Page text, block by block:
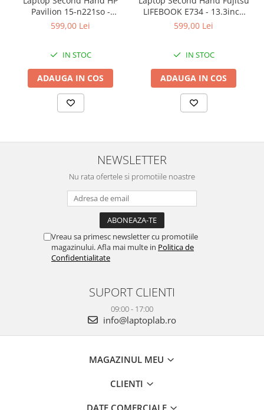
Pavilion 15-n221so -
15.6inch AMD A6-5200 1GB
10 Refurbished
599,00 Lei
IN STOC
ADAUGA IN COS
LIFEBOOK E734 - 13.3inch
Intel I5-4310M 8GB RAM
599,00 Lei
IN STOC
ADAUGA IN COS
NEWSLETTER
Nu rata ofertele si promotiile noastre
Vreau sa primesc newsletter cu promotiile
magazinului. Afla mai multe in Politica de
Confidentialitate
SUPORT CLIENTI
09:00 - 17:00
info@laptoplab.ro
MAGAZINUL MEU
CLIENTI
DATE COMERCIALE